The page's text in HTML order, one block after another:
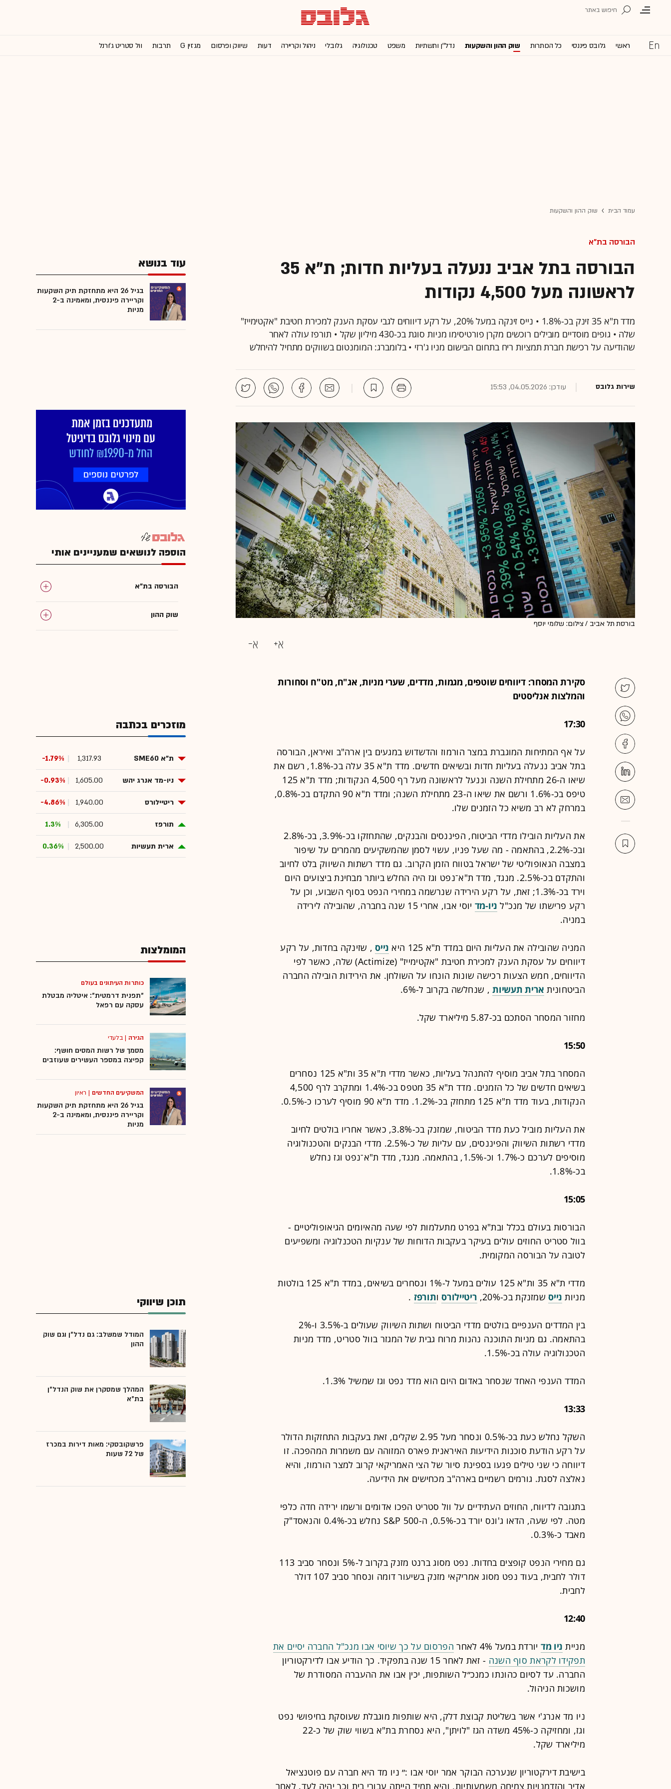
ראשי גלובס פיננסי כל הכותרות שוק ההון והשקעות נדל''ן ותשתיות משפט טכנולוגיה גלובלי ניהול וקריירה דעות שיווק ופרסום מגזין G תרבות וול סטריט ג'ורנל
עמוד הבית שוק ההון והשקעות
הבורסה בת"א
הבורסה בתל אביב ננעלה בעליות חדות; ת"א 35
לראשונה מעל 4,500 נקודות
מדד ת"א 35 זינק בכ-1.8% • נייס זינקה במעל 20%, על רקע דיווחים לגבי עסקת הענק למכירת חטיבת "אקטימייז"
שלה • גופים מוסדיים מובילים רוכשים מקרן פורטיסימו מניות סוגת בכ-430 מיליון שקל • תורפז עולה לאחר
שהודיעה על רכישת חברת תמציות ריח בתחום הבישום מניו ג'רזי • בלומברג: המומנטום בשווקים מתחיל להיחלש
שירות גלובס עודכן: 04.05.2026, 15:53
בורסת תל אביב / צילום: שלומי יוסף
סקירת המסחר: דיווחים שוטפים, מגמות, מדדים, שערי מניות, אג"ח, מט"ח וסחורות
והמלצות אנליסטים
17:30
על אף המתיחות המוגברת במצר הורמוז והדשדוש במגעים בין ארה"ב ואיראן, הבורסה
בתל אביב ננעלה בעליות חדות ובשיאים חדשים. מדד ת"א 35 עלה בכ-1.8%, רשם את
שיאו ה-26 מתחילת השנה וננעל לראשונה מעל רף 4,500 הנקודות; מדד ת"א 125
טיפס בכ-1.6% ורשם את שיאו ה-23 מתחילת השנה; ומדד ת"א 90 התקדם בכ-0.8%,
במרחק לא רב משיא כל הזמנים שלו.
את העליות הובילו מדדי הביטוח, הפיננסים והבנקים, שהתחזקו בכ-3.9%, בכ-2.8%
ובכ-2.2%, בהתאמה - מה שעל פניו, עשוי לסמן שהמשקיעים מהמרים על שיפור
במצבה הגאופוליטי של ישראל בטווח הזמן הקרוב. גם מדד רשתות השיווק בלט לחיוב
והתקדם בכ-2.5%. מנגד, מדד ת"א־נפט וגז היה החלש ביותר מבחינת ביצועים היום
וירד בכ-1.3%; זאת, על רקע הירידה שנרשמה במחירי הנפט בסוף השבוע, וכן על
רקע פרישתו של מנכ"ל ניו-מד
יוסי אבו, אחרי 15 שנה בחברה, שהובילה לירידה
במניה.
המניה שהובילה את העליות היום במדד ת"א 125 היא נייס , שזינקה בחדות, על רקע
דיווחים על עסקת הענק למכירת חטיבת "אקטימייז" (Actimize) שלה, כאשר לפי
הדיווחים, חמש הצעות רכישה שונות הונחו על השולחן. את הירידות הובילה החברה
הביטחונית ארית תעשיות , שנחלשה בקרוב ל-6%.
מחזור המסחר הסתכם בכ-5.87 מיליארד שקל.
15:50
המסחר בתל אביב מוסיף להתנהל בעליות, כאשר מדדי ת"א 35 ות"א 125 נסחרים
בשיאים חדשים של כל הזמנים. מדד ת"א 35 מטפס בכ-1.4% ומתקרב לרף 4,500
הנקודות, בעוד מדד ת"א 125 מתחזק בכ-1.2%. מדד ת"א 90 מוסיף לערכו כ-0.5%.
את העליות מוביל כעת מדד הביטוח, שמזנק בכ-3.8%, כאשר אחריו בולטים לחיוב
מדדי רשתות השיווק והפיננסים, עם עליות של כ-2.5%. מדדי הבנקים והטכנולוגיה
מוסיפים לערכם כ-1.7% וכ-1.5%, בהתאמה. מנגד, מדד ת"א־נפט וגז נחלש
בכ-1.8%.
15:05
הבורסות בעולם בכלל ובת"א בפרט מתעלמות לפי שעה מהאיומים הגיאופוליטיים -
בוול סטריט החוזים עולים בעיקר בעקבות הדוחות של ענקיות הטכנלוגיה ומשפיעים
לטובה על הבורסה המקומית.
מדדי ת"א 35 ות"א 125 עולים במעל ל-1% ונסחרים בשיאים, במדד ת"א 125 בולטות
מניות נייס שמזנקת בכ-20%, ריטיילורס ותורפז .
בין המדדים הענפיים בולטים מדדי הביטוח ושתות השיווק שעולים ב-3.5% ו-2%
בהתאמה. גם מניות התוכנה נהנות מרוח גבית של המגזר בוול סטריט, מדד מניות
הטכנולוגיה עולה בכ-1.5%.
המדד הענפי האחד שנסחר באדום היום הוא מדד נפט וגז שמשיל 1.3%.
13:33
השקל נחלש כעת בכ-0.5% ונסחר מעל 2.95 שקלים, זאת בעקבות התחזקות הדולר
על רקע הודעת סוכנות הידיעות האיראנית פארס המזוהה עם משמרות המהפכה. זו
דיווחה כי שני טילים פגעו בספינת סיור של הצי האמריקאי קרוב למצר הורמוז, והיא
נאלצה לסגת. גורמים רשמיים בארה"ב מכחישים את הידיעה.
בתגובה לדיווח, החוזים העתידיים על וול סטריט הפכו אדומים ורשמו ירידה חדה כלפי
מטה. לפי שעה, הדאו ג'ונס יורד בכ-0.5%, ה-S&P 500 נחלש בכ-0.4% והנאסד"ק
מאבד כ-0.3%.
גם מחירי הנפט קופצים בחדות. נפט מסוג ברנט מזנק בקרוב ל-5% ונסחר סביב 113
דולר לחבית, בעוד נפט מסוג אמריקאי מזנק בשיעור דומה ונסחר סביב 107 דולר
לחבית.
12:40
מניית ניו מד יורדת במעל 4% לאחר
הפרסום על כך שיוסי אבו מנכ"ל החברה יסיים את
תפקידו לקראת סוף השנה
- זאת לאחר 15 שנה בתפקיד. כך הודיע אבו לדירקטוריון
החברה. עד לסיום כהונתו כמנכ״ל השותפות, יכין אבו את ההעברה המסודרת של
מושכות הניהול.
ניו מד אנרג'י אשר בשליטת קבוצת דלק, היא שותפות מוגבלת שעוסקת בחיפושי נפט
וגז, ומחזיקה כ-45% משדה הגז "לויתן", היא נסחרת בת"א בשווי שוק של כ-22
מיליארד שקל.
בישיבת דירקטוריון שנערכה הבוקר אמר יוסי אבו :״ ניו מד היא חברה עם פוטנציאל
אדיר והזדמנויות צמיחה משמעותיות, והיא תמיד הייתה עבורי בית וכך יהיה לעד. לאחר
עוד בנושא
בגיל 26 היא מתחזקת תיק השקעות
וקריירה פיננסית, ומאמינה ב-2
מניות
הוספה לנושאים שמעניינים אותי
הבורסה בת"א
שוק ההון
מוזכרים בכתבה
ת"א SME60 1,317.93
-1.79%
ניו-מד אנרג יהש 1,605.00
-0.93%
ריטיילורס 1,940.00
-4.86%
תורפז 6,305.00
1.3%
ארית תעשיות 2,500.00
0.36%
המומלצות
כותרות העיתונים בעולם
"תפנית דרמטית": איטליה מבטלת
עסקה עם רפאל
הגירה |בלעדי
מסמך של רשות המסים חושף:
קפיצה במספר העשירים שעוזבים
המשקיעים החדשים | ראיון
בגיל 26 היא מתחזקת תיק השקעות
וקריירה פיננסית, ומאמינה ב-2
מניות
תוכן שיווקי
המודל שמשלב: גם נדל"ן וגם שוק
ההון
המהלך שמסקרן את שוק הנדל"ן
בת"א
פרשקובסקי: מאות דירות במכרז
של 72 שעות